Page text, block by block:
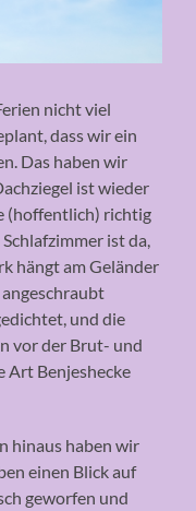
nicht viel
dass wir ein
Das haben wir
ist wieder
(hoffentlich) richtig
ist da,
hängt am Geländer
und die
vor der Brut- und
Art Benjeshecke
hinaus haben wir
einen Blick auf
geworfen und